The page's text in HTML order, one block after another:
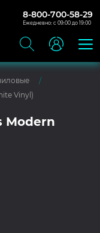
8-800-700-58-29
Ежедневно: с 09:00 до 19:00
Vinyl)
Modern